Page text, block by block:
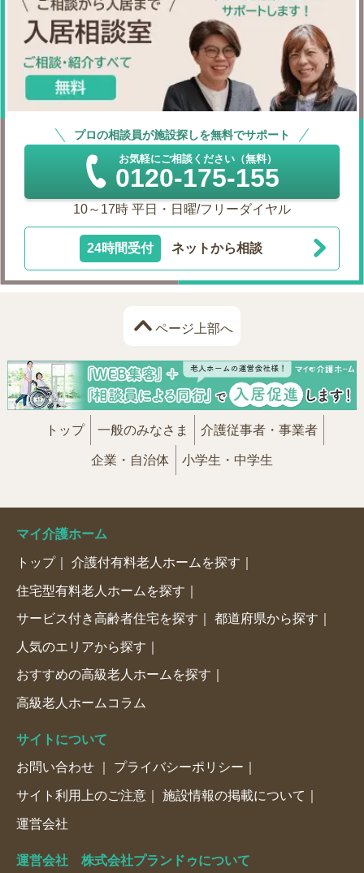
プロの相談員が施設探しを無料でサポート
お気軽にご相談ください（無料）
0120-175-155
10～17時 平日・日曜/フリーダイヤル
24時間受付 ネットから相談
ページ上部へ
トップ 一般のみなさま 介護従事者・事業者
企業・自治体 小学生・中学生
マイ介護ホーム
トップ 介護付有料老人ホームを探す
住宅型有料老人ホームを探す
サービス付き高齢者住宅を探す 都道府県から探す
人気のエリアから探す
おすすめの高級老人ホームを探す
高級老人ホームコラム
サイトについて
お問い合わせ プライバシーポリシー
サイト利用上のご注意 施設情報の掲載について
運営会社
運営会社 株式会社プランドゥについて